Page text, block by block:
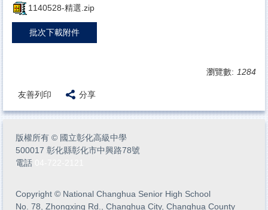
1140528-精選.zip
批次下載附件
瀏覽數: 1284
友善列印 分享
版權所有 © 國立彰化高級中學
500017 彰化縣彰化市中興路78號
電話
Copyright © National Changhua Senior High School
No. 78, Zhongxing Rd., Changhua City, Changhua County